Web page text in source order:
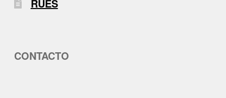
RUES
CONTACTO